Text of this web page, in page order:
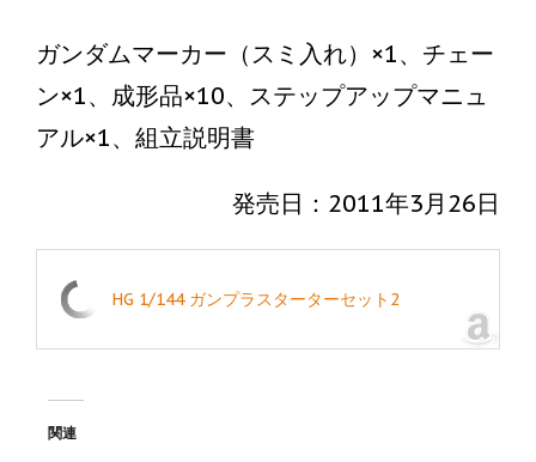
ガンダムマーカー（スミ入れ）×1、チェー
ン×1、成形品×10、ステップアップマニュ
アル×1、組立説明書
発売日：2011年3月26日
HG 1/144 ガンプラスターターセット2
関連